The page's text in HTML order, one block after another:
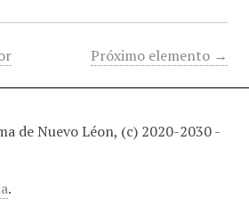
Próximo elemento →
de Nuevo Léon, (c) 2020-2030 -
.